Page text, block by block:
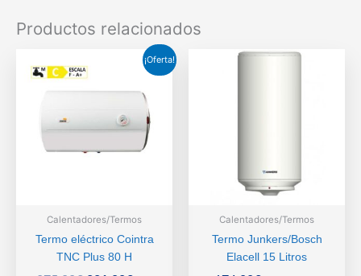
Productos relacionados
¡Oferta!
Calentadores/Termos
Termo eléctrico Cointra
TNC Plus 80 H
Calentadores/Termos
Termo Junkers/Bosch
Elacell 15 Litros